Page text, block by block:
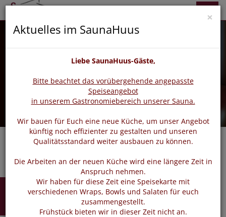
zurück
Einzeltermine
×
Aktuelles im SaunaHuus
Liebe SaunaHuus-Gäste,
Bitte beachtet das vorübergehende angepasste
Speiseangebot
in unserem Gastronomiebereich unserer Sauna.
Wir bauen für Euch eine neue Küche, um unser Angebot
künftig noch effizienter zu gestalten und unseren
Qualitätsstandard weiter ausbauen zu können.
Die Arbeiten an der neuen Küche wird eine längere Zeit in
Anspruch nehmen.
Wir haben für diese Zeit eine Speisekarte mit
verschiedenen Wraps, Bowls und Salaten für euch
zusammengestellt.
Frühstück bieten wir in dieser Zeit nicht an.